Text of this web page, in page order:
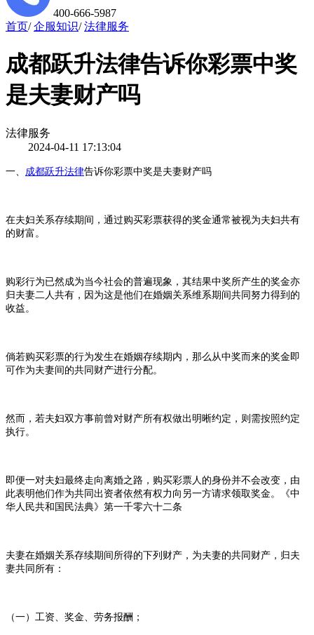
400-666-5987
首页/企服知识/法律服务
成都跃升法律告诉你彩票中奖
是夫妻财产吗
法律服务
2024-04-11 17:13:04
一、 成都跃升法律告诉你彩票中奖是夫妻财产吗
在夫妇关系存续期间，通过购买彩票获得的奖金通常被视为夫妇共有
的财富。
购彩行为已然成为当今社会的普遍现象，其结果中奖所产生的奖金亦
归夫妻二人共有，因为这是他们在婚姻关系维系期间共同努力得到的
收益。
倘若购买彩票的行为发生在婚姻存续期内，那么从中奖而来的奖金即
可作为夫妻间的共同财产进行分配。
然而，若夫妇双方事前曾对财产所有权做出明晰约定，则需按照约定
执行。
即便一对夫妇最终走向离婚之路，购买彩票人的身份并不会改变，由
此表明他们作为共同出资者依然有权力向另一方请求领取奖金。《中
华人民共和国民法典》第一千零六十二条
夫妻在婚姻关系存续期间所得的下列财产，为夫妻的共同财产，归夫
妻共同所有：
（一）工资、奖金、劳务报酬；